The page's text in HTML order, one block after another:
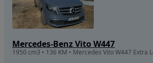
Mercedes-Benz Vito W447